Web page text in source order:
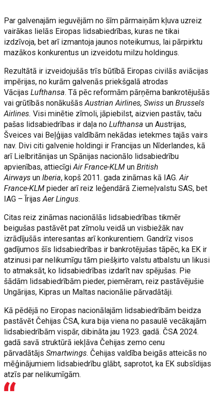
Par galvenajām ieguvējām no šīm pārmaiņām kļuva uzreiz
vairākas lielās Eiropas lidsabiedrības, kuras ne tikai
izdzīvoja, bet arī izmantoja jaunos noteikumus, lai pārpirktu
mazākos konkurentus un izveidotu milzu holdingus.
Rezultātā ir izveidojušās trīs būtībā Eiropas civilās aviācijas
impērijas, no kurām galvenās priekšgalā atrodas
VācijasLufthansa. Tā pēc reformām pārņēma bankrotējušās
vai grūtībās nonākušāsAustrian Airlines, SwissunBrussels
Airlines. Visi minētie zīmoli, jāpiebilst, aizvien pastāv, taču
pašas lidsabiedrības ir daļa noLufthansaun Austrijas,
Šveices vai Beļģijas valdībām nekādas ietekmes tajās vairs
nav. Divi citi galvenie holdingi ir Francijas un Nīderlandes, kā
arī Lielbritānijas un Spānijas nacionālo lidsabiedrību
apvienības, attiecīgiAir France-KLM unBritish
AirwaysunIberia, kopš 2011. gada zināmas kā IAG.Air
France-KLM pieder arī reiz leģendārā Ziemeļvalstu SAS, bet
IAG – Īrijas Aer Lingus.
Citas reiz zināmas nacionālās lidsabiedrības tikmēr
beigušas pastāvēt pat zīmolu veidā un visbiežāk nav
izrādījušās interesantas arī konkurentiem. Gandrīz visos
gadījumos šīs lidsabiedrības ir bankrotējušas tāpēc, ka EK ir
atzinusi par nelikumīgu tām piešķirto valstu atbalstu un likusi
to atmaksāt, ko lidsabiedrības izdarīt nav spējušas. Pie
šādām lidsabiedrībām pieder, piemēram, reiz pastāvējušie
Ungārijas, Kipras un Maltas nacionālie pārvadātāji.
Kā pēdējā no Eiropas nacionālajām lidsabiedrībām beidza
pastāvēt Čehijas ČSA, kura bija viena no pasaulē vecākajām
lidsabiedrībām vispār, dibināta jau 1923. gadā. ČSA 2024.
gadā savā struktūrā iekļāva Čehijas zemo cenu
pārvadātājsSmartwings. Čehijas valdība beigās atteicās no
mēģinājumiem lidsabiedrību glābt, saprotot, ka EK subsīdijas
atzīs par nelikumīgām.